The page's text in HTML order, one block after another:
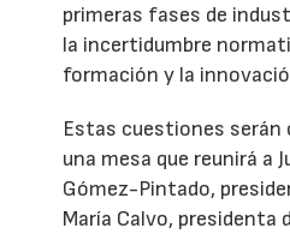
primeras fases de
la incertidumbre
formación y la
Estas cuestiones serán
una mesa que reunirá a
Gómez-Pintado,
María Calvo, presidenta